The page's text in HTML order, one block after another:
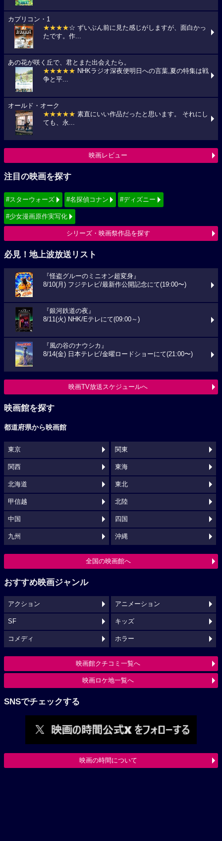
カプリコン・1
★★★★☆ ずいぶん前に見た感じがしますが、面白かっ
たです。作...
あの花が咲く丘で、君とまた出会えたら。
★★★★★ NHKラジオ深夜便明日への言葉,夏の特集は戦
争と平...
オールド・オーク
★★★★★ 素直にいい作品だったと思います。 それにし
ても、永...
映画レビュー
注目の映画を探す
#スターウォーズ #名探偵コナン #ディズニー
#少女漫画原作実写化
シリーズ・映画祭作品を探す
必見！地上波放送リスト
『怪盗グルーのミニオン超変身』
8/10(月) フジテレビ/最新作公開記念にて(19:00〜)
『銀河鉄道の夜』
8/11(火) NHK/Eテレにて(09:00～)
『風の谷のナウシカ』
8/14(金) 日本テレビ/金曜ロードショーにて(21:00〜)
映画TV放送スケジュールへ
映画館を探す
都道府県から映画館
東京 関東
関西 東海
北海道 東北
甲信越 北陸
中国 四国
九州 沖縄
全国の映画館へ
おすすめ映画ジャンル
アクション アニメーション
SF キッズ
コメディ ホラー
映画館クチコミ一覧へ
映画ロケ地一覧へ
SNSでチェックする
映画の時間について